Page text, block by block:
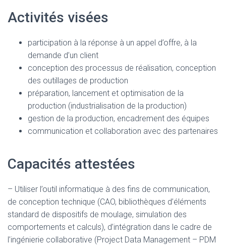
Activités visées
participation à la réponse à un appel d’offre, à la
demande d’un client
conception des processus de réalisation, conception
des outillages de production
préparation, lancement et optimisation de la
production (industrialisation de la production)
gestion de la production, encadrement des équipes
communication et collaboration avec des partenaires
Capacités attestées
– Utiliser l’outil informatique à des fins de communication,
de conception technique (CAO, bibliothèques d’éléments
standard de dispositifs de moulage, simulation des
comportements et calculs), d’intégration dans le cadre de
l’ingénierie collaborative (Project Data Management – PDM